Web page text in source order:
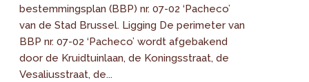
bestemmingsplan (BBP) nr. 07-02 ‘Pacheco’
van de Stad Brussel. Ligging De perimeter van
BBP nr. 07-02 ‘Pacheco’ wordt afgebakend
door de Kruidtuinlaan, de Koningsstraat, de
Vesaliusstraat, de...